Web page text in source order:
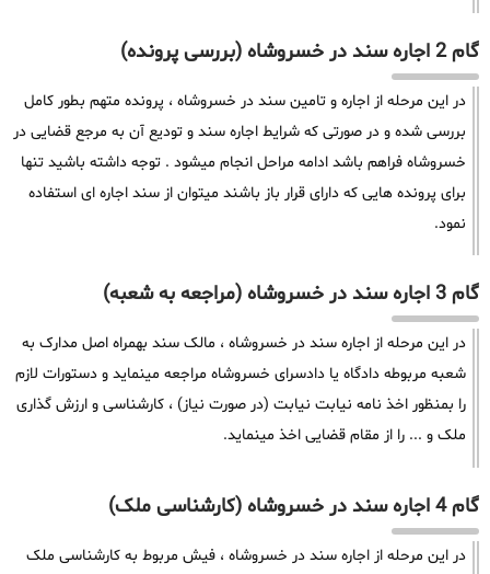
گام 2 اجاره سند در خسروشاه (بررسی پرونده)
در این مرحله از اجاره و تامین سند در خسروشاه ، پرونده متهم بطور کامل
بررسی شده و در صورتی که شرایط اجاره سند و تودیع آن به مرجع قضایی در
خسروشاه فراهم باشد ادامه مراحل انجام میشود . توجه داشته باشید تنها
برای پرونده هایی که دارای قرار باز باشند میتوان از سند اجاره ای استفاده
نمود.
گام 3 اجاره سند در خسروشاه (مراجعه به شعبه)
در این مرحله از اجاره سند در خسروشاه ، مالک سند بهمراه اصل مدارک به
شعبه مربوطه دادگاه یا دادسرای خسروشاه مراجعه مینماید و دستورات لازم
را بمنظور اخذ نامه نیابت نیابت (در صورت نیاز) ، کارشناسی و ارزش گذاری
ملک و ... را از مقام قضایی اخذ مینماید.
گام 4 اجاره سند در خسروشاه (کارشناسی ملک)
در این مرحله از اجاره سند در خسروشاه ، فیش مربوط به کارشناسی ملک